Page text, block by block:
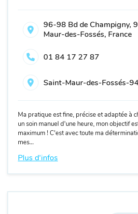
96-98 Bd de Champigny,
Maur-des-Fossés, France
01 84 17 27 87
Saint-Maur-des-Fossés-
Ma pratique est fine, précise et adaptée à
un soin manuel d'une heure, mon objectif
maximum ! C'est avec toute ma
mes...
Plus d'infos